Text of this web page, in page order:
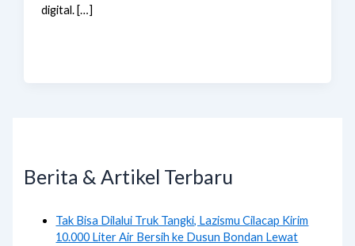
digital. […]
Berita & Artikel Terbaru
Tak Bisa Dilalui Truk Tangki, Lazismu Cilacap Kirim
10.000 Liter Air Bersih ke Dusun Bondan Lewat